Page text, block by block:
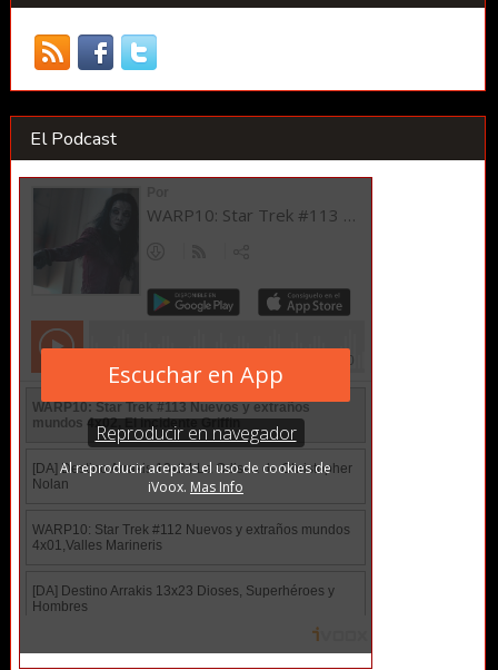
El Podcast